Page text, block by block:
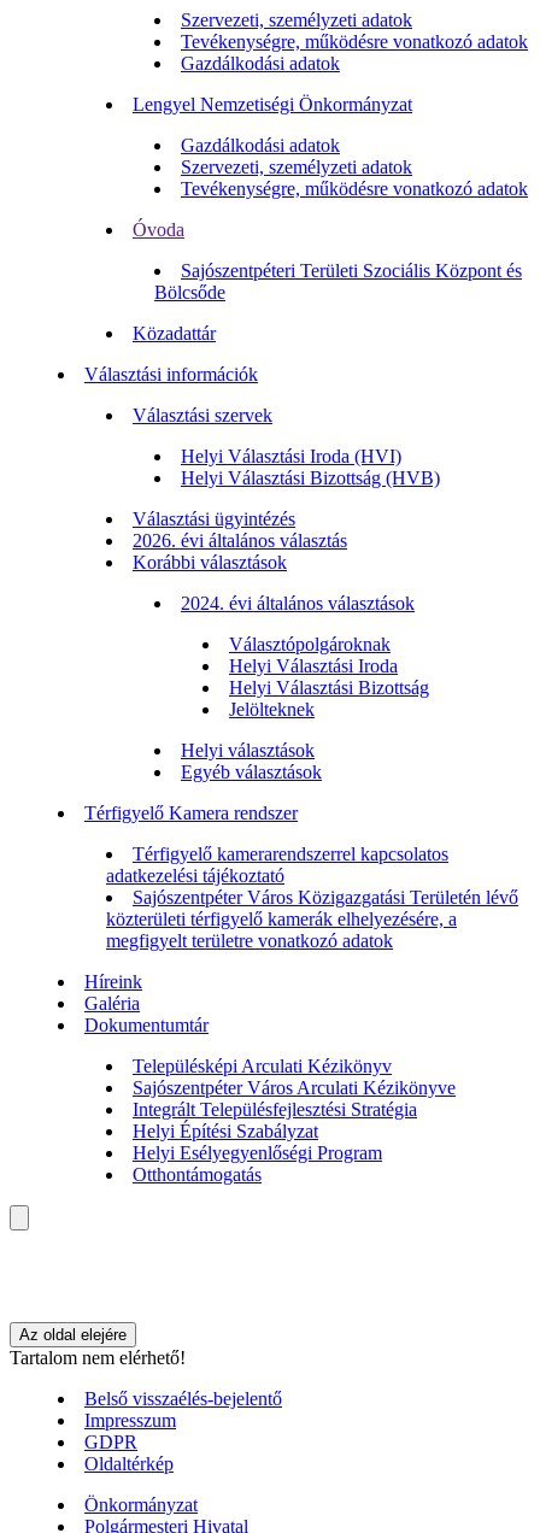
Szervezeti, személyzeti adatok
Tevékenységre, működésre vonatkozó adatok
Gazdálkodási adatok
Lengyel Nemzetiségi Önkormányzat
Gazdálkodási adatok
Szervezeti, személyzeti adatok
Tevékenységre, működésre vonatkozó adatok
Óvoda
Sajószentpéteri Területi Szociális Központ és
Bölcsőde
Közadattár
Választási információk
Választási szervek
Helyi Választási Iroda (HVI)
Helyi Választási Bizottság (HVB)
Választási ügyintézés
2026. évi általános választás
Korábbi választások
2024. évi általános választások
Választópolgároknak
Helyi Választási Iroda
Helyi Választási Bizottság
Jelölteknek
Helyi választások
Egyéb választások
Térfigyelő Kamera rendszer
Térfigyelő kamerarendszerrel kapcsolatos
adatkezelési tájékoztató
Sajószentpéter Város Közigazgatási Területén lévő
közterületi térfigyelő kamerák elhelyezésére, a
megfigyelt területre vonatkozó adatok
Híreink
Galéria
Dokumentumtár
Településképi Arculati Kézikönyv
Sajószentpéter Város Arculati Kézikönyve
Integrált Településfejlesztési Stratégia
Helyi Építési Szabályzat
Helyi Esélyegyenlőségi Program
Otthontámogatás
Az oldal elejére
Tartalom nem elérhető!
Belső visszaélés-bejelentő
Impresszum
GDPR
Oldaltérkép
Önkormányzat
Polgármesteri Hivatal